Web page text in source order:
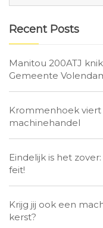
Recent Posts
Manitou 200ATJ
Gemeente
Krommenhoek viert
machinehandel
Eindelijk is het
feit!
Krijg jij ook een
kerst?